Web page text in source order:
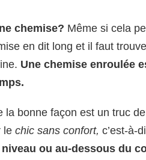
chemise? Même si cela
en dit long et il faut
Une chemise enroulée
la bonne façon est un truc
le chic sans confort, c’est-à-
ou au-dessous du